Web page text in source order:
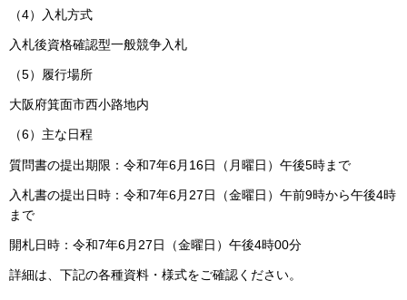
（4）入札方式
入札後資格確認型一般競争入札
（5）履行場所
大阪府箕面市西小路地内
（6）主な日程
質問書の提出期限：令和7年6月16日（月曜日）午後5時まで
入札書の提出日時：令和7年6月27日（金曜日）午前9時から午後4時
まで
開札日時：令和7年6月27日（金曜日）午後4時00分
詳細は、下記の各種資料・様式をご確認ください。